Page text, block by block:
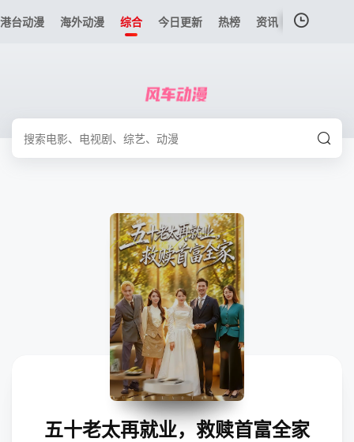
港台动漫 海外动漫 综合 今日更新 热榜 资讯
五十老太再就业，救赎首富全家